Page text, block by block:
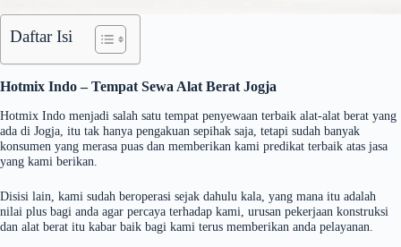
Daftar Isi
Hotmix Indo – Tempat Sewa Alat Berat Jogja
Hotmix Indo menjadi salah satu tempat penyewaan terbaik alat-alat berat yang
ada di Jogja, itu tak hanya pengakuan sepihak saja, tetapi sudah banyak
konsumen yang merasa puas dan memberikan kami predikat terbaik atas jasa
yang kami berikan.
Disisi lain, kami sudah beroperasi sejak dahulu kala, yang mana itu adalah
nilai plus bagi anda agar percaya terhadap kami, urusan pekerjaan konstruksi
dan alat berat itu kabar baik bagi kami terus memberikan anda pelayanan.